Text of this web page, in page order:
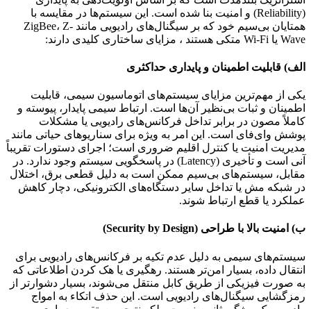
(Reliability) و امنیت بنا شده است. این سیستم‌ها در مقایسه با
همتایان بی‌سیم خود که بر سیگنال‌های رادیویی مانند ZigBee، Z-
Wave یا Wi-Fi متکی هستند ، مزایای ساختاری کلیدی دارند:
الف) قابلیت اطمینان و پایداری حداکثری
یکی از مهم‌ترین مزایای سیستم‌های اتوماسیون سیمی، قابلیت
اطمینان و ثبات بی‌نظیر آن‌ها است. ارتباط سیمی پایدار، پیوسته و
کاملاً مصون در برابر تداخل فرکانس‌های رادیویی یا مشکلات
پوشش وای‌فای است. این امر به ویژه برای سناریوهای حیاتی مانند
مدیریت امنیت یا کنترل اقلیم ضروری است؛ اجرای دستورات تقریباً
آنی است و تأخیری (Latency) در پاسخگویی سیستم وجود ندارد. در
مقابل، سیستم‌های بی‌سیم ممکن است به دلیل قطعی برق، اختلال
در شبکه مش یا تداخل سایر دستگاه‌های الکترونیکی، دچار کاهش
عملکرد یا قطع ارتباط شوند.
ب) امنیت بالا با طراحی (Security by Design)
سیستم‌های سیمی به دلیل عدم تکیه بر فرکانس‌های رادیویی برای
انتقال داده، بسیار امن‌تر هستند. رهگیری یا هک کردن اطلاعاتی که
به صورت فیزیکی از طریق کابل منتقل می‌شوند، بسیار دشوارتر از
رمزگشایی سیگنال‌های رادیویی است. این حذف اتکاء به امواج